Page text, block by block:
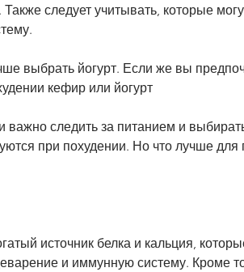
Также следует учитывать, которые
выбрать йогурт. Если же вы
кефир или йогурт
важно следить за питанием и
при похудении. Но что лучше
источник белка и кальция,
и иммунную систему. Кроме